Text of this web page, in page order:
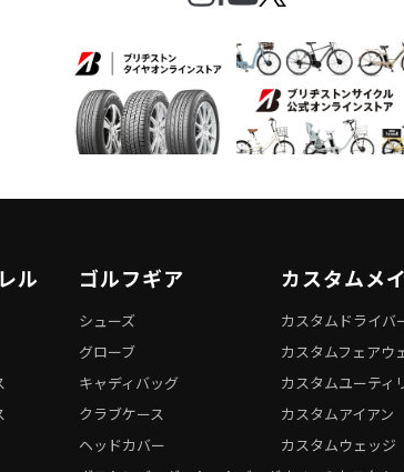
ル ゴルフギア
シューズ
グローブ
キャディバッグ
クラブケース
ヘッドカバー
カスタムメ
カスタムドライバ
カスタムフェアウ
カスタムユーティ
カスタムアイアン
カスタムウェッジ